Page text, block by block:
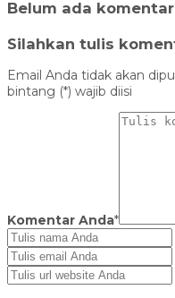
Belum ada komentar
Silahkan tulis
Email Anda tidak akan
bintang (*) wajib diisi
Komentar Anda*